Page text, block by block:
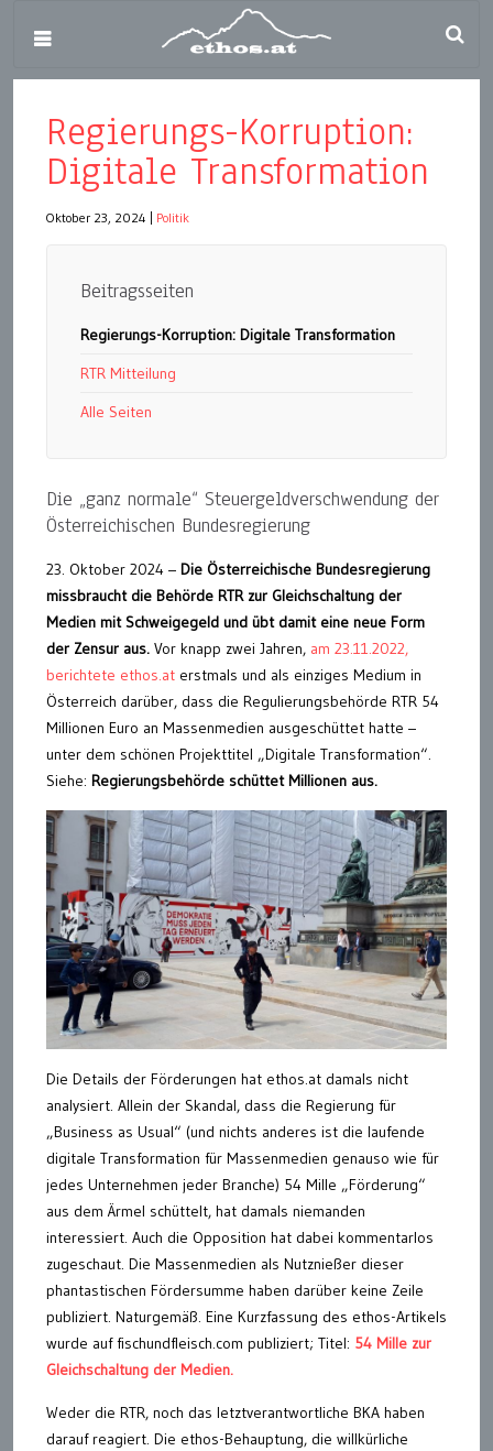
Regierungs-Korruption:
Digitale Transformation
Oktober 23, 2024 Politik
Beitragsseiten
Regierungs-Korruption: Digitale Transformation
RTR Mitteilung
Alle Seiten
Die „ganz normale“ Steuergeldverschwendung der
Österreichischen Bundesregierung
23. Oktober 2024 – Die Österreichische Bundesregierung
missbraucht die Behörde RTR zur Gleichschaltung der
Medien mit Schweigegeld und übt damit eine neue Form
der Zensur aus. Vor knapp zwei Jahren, am 23.11.2022,
berichtete ethos.at erstmals und als einziges Medium in
Österreich darüber, dass die Regulierungsbehörde RTR 54
Millionen Euro an Massenmedien ausgeschüttet hatte –
unter dem schönen Projekttitel „Digitale Transformation“.
Siehe: Regierungsbehörde schüttet Millionen aus.
Die Details der Förderungen hat ethos.at damals nicht
analysiert. Allein der Skandal, dass die Regierung für
„Business as Usual“ (und nichts anderes ist die laufende
digitale Transformation für Massenmedien genauso wie für
jedes Unternehmen jeder Branche) 54 Mille „Förderung“
aus dem Ärmel schüttelt, hat damals niemanden
interessiert. Auch die Opposition hat dabei kommentarlos
zugeschaut. Die Massenmedien als Nutznießer dieser
phantastischen Fördersumme haben darüber keine Zeile
publiziert. Naturgemäß. Eine Kurzfassung des ethos-Artikels
wurde auf fischundfleisch.com publiziert; Titel: 54 Mille zur
Gleichschaltung der Medien.
Weder die RTR, noch das letztverantwortliche BKA haben
darauf reagiert. Die ethos-Behauptung, die willkürliche